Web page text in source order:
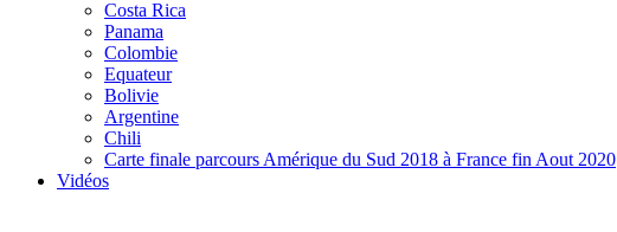
Costa Rica
Panama
Colombie
Equateur
Bolivie
Argentine
Chili
Carte finale parcours Amérique du Sud 2018 à France fin Aout 2020
Vidéos